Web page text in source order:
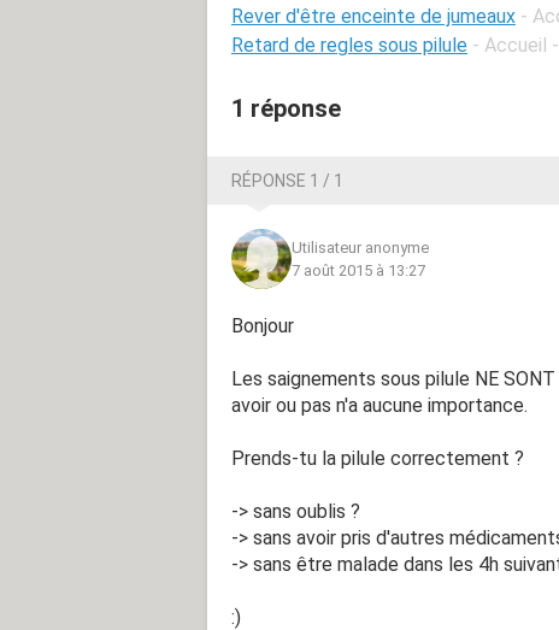
Rever d'être enceinte de jumeaux -
Retard de regles sous pilule - Accueil
1 réponse
RÉPONSE 1 / 1
Utilisateur anonyme
7 août 2015 à 13:27
Bonjour
Les saignements sous pilule NE
avoir ou pas n'a aucune importance.
Prends-tu la pilule correctement ?
-> sans oublis ?
-> sans avoir pris d'autres
-> sans être malade dans les 4h
:)